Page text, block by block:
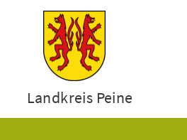
Landkreis Peine